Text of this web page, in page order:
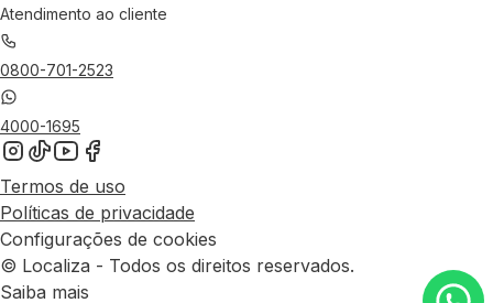
Atendimento ao cliente
0800-701-2523
4000-1695
Termos de uso
Políticas de privacidade
Configurações de cookies
© Localiza - Todos os direitos reservados.
Saiba mais